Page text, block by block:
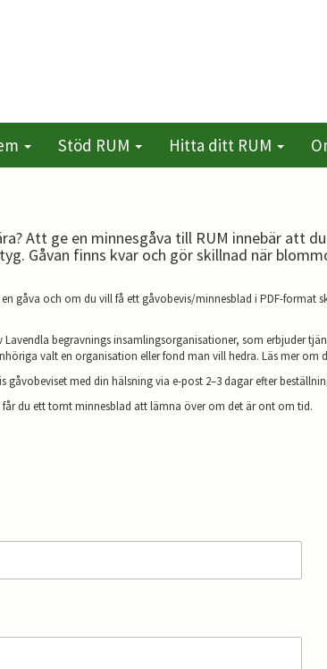
Stöd RUM Hitta ditt RUM
Att ge en minnesgåva till RUM innebär att
Gåvan finns kvar och gör skillnad när
gåva och om du vill få ett gåvobevis/minnesblad i PDF-format
Lavendla begravnings insamlingsorganisationer, som erbjuder
valt en organisation eller fond man vill hedra. Läs mer om
gåvobeviset med din hälsning via e-post 2–3 dagar efter
får du ett tomt minnesblad att lämna över om det är ont om tid.